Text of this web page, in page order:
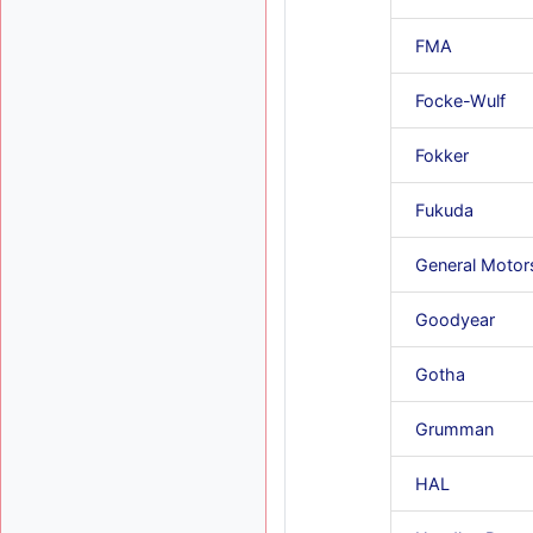
FMA
Focke-Wulf
Fokker
Fukuda
General
Goodyear
Gotha
Grumman
HAL